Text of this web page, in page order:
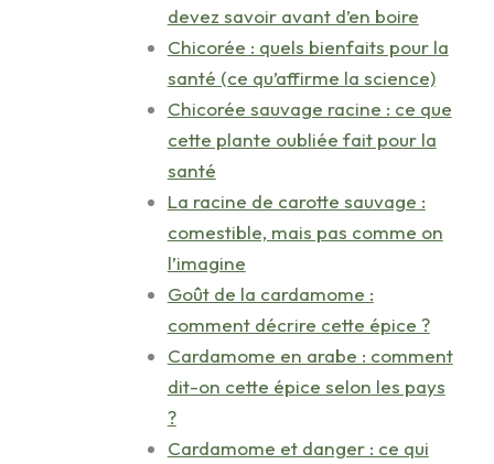
devez savoir avant d’en boire
Chicorée : quels bienfaits pour la
santé (ce qu’affirme la science)
Chicorée sauvage racine : ce que
cette plante oubliée fait pour la
santé
La racine de carotte sauvage :
comestible, mais pas comme on
l’imagine
Goût de la cardamome :
comment décrire cette épice ?
Cardamome en arabe : comment
dit-on cette épice selon les pays
?
Cardamome et danger : ce qui